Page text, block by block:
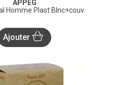
APPEG
Homme Plast Blnc+couv.
Ajouter